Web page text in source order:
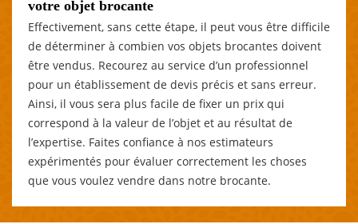
votre objet brocante
Effectivement, sans cette étape, il peut vous être difficile
de déterminer à combien vos objets brocantes doivent
être vendus. Recourez au service d’un professionnel
pour un établissement de devis précis et sans erreur.
Ainsi, il vous sera plus facile de fixer un prix qui
correspond à la valeur de l’objet et au résultat de
l’expertise. Faites confiance à nos estimateurs
expérimentés pour évaluer correctement les choses
que vous voulez vendre dans notre brocante.